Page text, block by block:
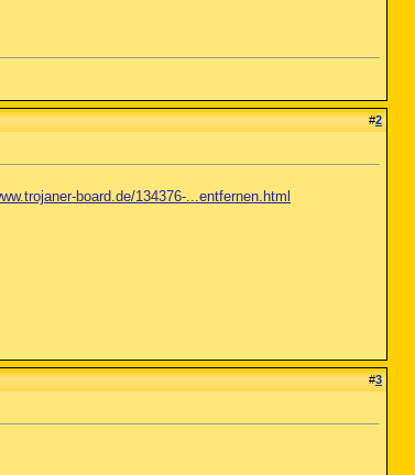
#2
board.de/134376-...entfernen.html
#3